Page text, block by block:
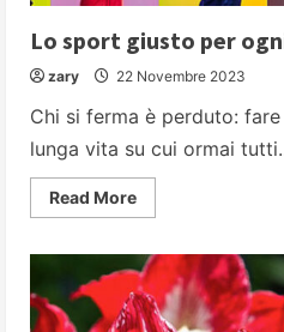
Lo sport giusto per
zary 22 Novembre 2023
Chi si ferma è perduto:
lunga vita su cui ormai
Read MoreRead
more
sport
giusto
per
ogni